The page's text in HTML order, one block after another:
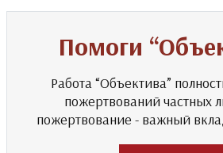
Помоги
Работа “Объектива”
пожертвований частных
пожертвование - важный